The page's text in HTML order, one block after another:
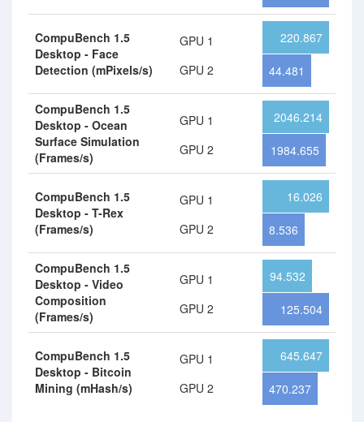
CompuBench 1.5
Desktop - Face
Detection (mPixels/s)
GPU 1
GPU 2
220.867
44.481
CompuBench 1.5
Desktop - Ocean
Surface Simulation
(Frames/s)
GPU 1
GPU 2
2046.214
1984.655
CompuBench 1.5
Desktop - T-Rex
(Frames/s)
GPU 1
GPU 2
16.026
8.536
CompuBench 1.5
Desktop - Video
Composition
(Frames/s)
GPU 1
GPU 2
94.532
125.504
CompuBench 1.5
Desktop - Bitcoin
Mining (mHash/s)
GPU 1
GPU 2
645.647
470.237